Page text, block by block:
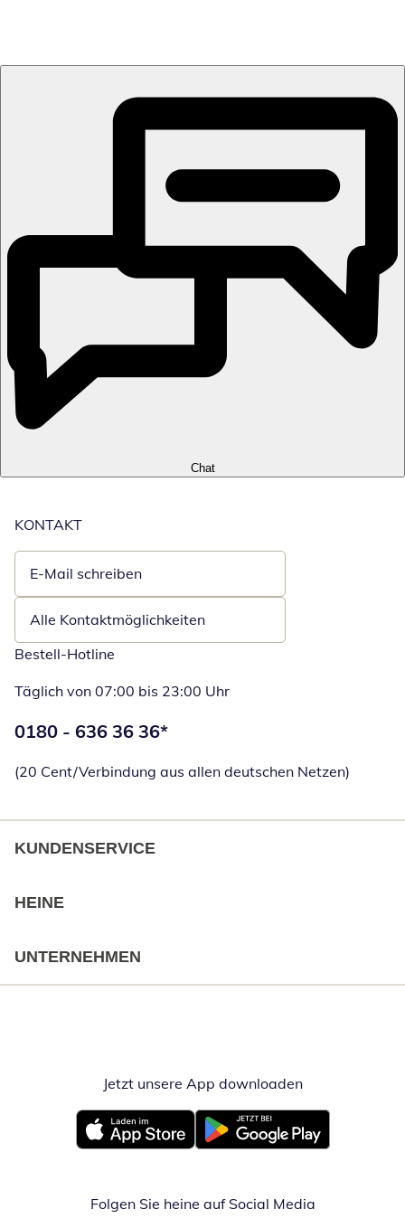
Chat
KONTAKT
E-Mail schreiben
Öffnet E-Mail-Client
Alle Kontaktmöglichkeiten
Bestell-Hotline
Täglich von 07:00 bis 23:00 Uhr
Telefonnummer:
0180 - 636 36 36*
(20 Cent/Verbindung aus allen deutschen Netzen)
KUNDENSERVICE
HEINE
UNTERNEHMEN
Jetzt unsere App downloadenÖffnet in
Öffnet in neuem FensterÖffnet in neuem Fenster
Folgen Sie heine auf Social Media